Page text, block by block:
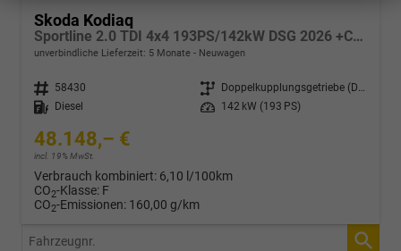
Skoda Kodiaq
Sportline 2.0 TDI 4x4 193PS/142kW DSG 2026 +CANTON+CONVENIENCE PLUS+PERFORMANCE+AKUSTIK
unverbindliche Lieferzeit: 5 Monate Neuwagen
Fahrzeugnr. 58430 Getriebe
Doppelkupplungsgetriebe (DSG)
Kraftstoff
Diesel Leistung 142 kW (193 PS)
48.148,– €
incl. 19% MwSt.
Verbrauch kombiniert: 6,10 l/100km
CO2-Klasse: F
CO2-Emissionen: 160,00 g/km
Fahrzeugnr.